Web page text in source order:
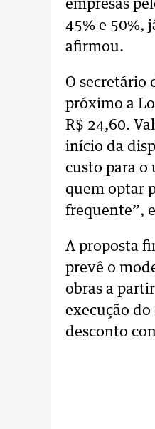
empresas
45% e 50%,
afirmou.
O secretário
próximo a
R$ 24,60.
início da
custo para o
quem optar
frequente”,
A proposta
prevê o
obras a
execução
desconto